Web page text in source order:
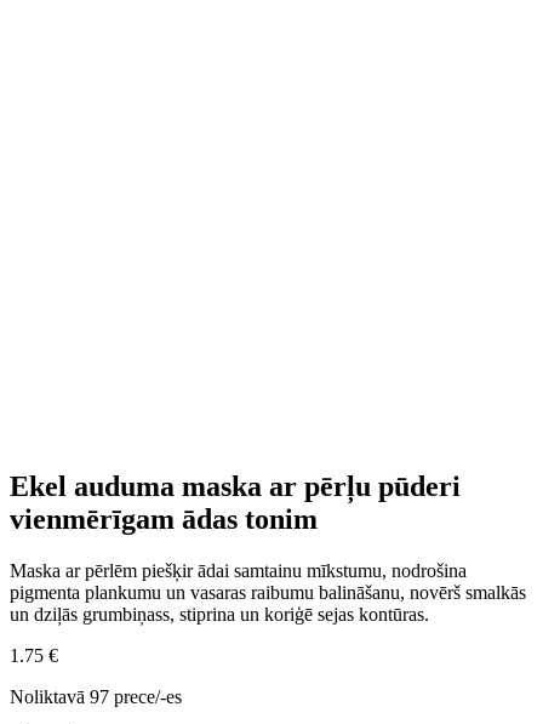
Ekel auduma maska ar pērļu pūderi
vienmērīgam ādas tonim
Maska ar pērlēm piešķir ādai samtainu mīkstumu, nodrošina
pigmenta plankumu un vasaras raibumu balināšanu, novērš smalkās
un dziļās grumbiņass, stiprina un koriģē sejas kontūras.
1.75 €
Noliktavā 97 prece/-es